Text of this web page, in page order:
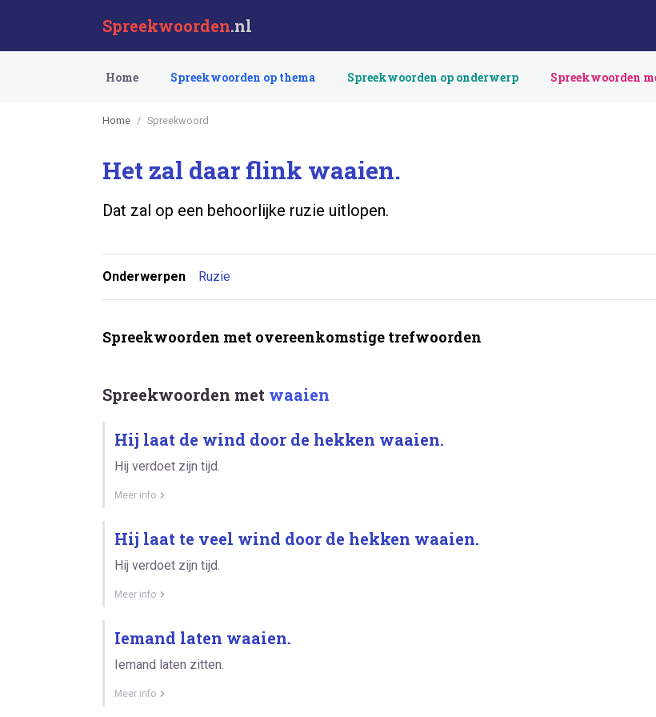
Spreekwoorden.nl
Home Spreekwoorden op thema Spreekwoorden op onderwerp Spreekwoorden
Home Spreekwoord
Het zal daar flink waaien.
Dat zal op een behoorlijke ruzie uitlopen.
Onderwerpen Ruzie
Spreekwoorden met overeenkomstige trefwoorden
Spreekwoorden met waaien
Hij laat de wind door de hekken waaien.
Hij verdoet zijn tijd.
Meer info
Hij laat te veel wind door de hekken waaien.
Hij verdoet zijn tijd.
Meer info
Iemand laten waaien.
Iemand laten zitten.
Meer info